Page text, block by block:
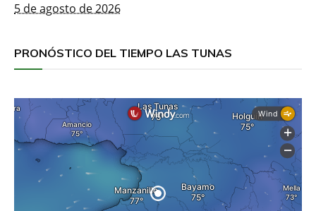
5 de agosto de 2026
PRONÓSTICO DEL TIEMPO LAS TUNAS